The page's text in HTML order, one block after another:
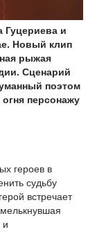
и
Новый клип
рыжая
Сценарий
поэтом
персонажу
героев в
судьбу
встречает
и